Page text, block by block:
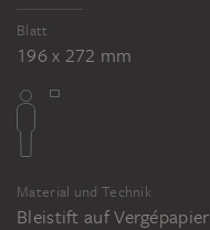
Blatt
196 x 272 mm
Material und Technik
Bleistift auf Vergépapier